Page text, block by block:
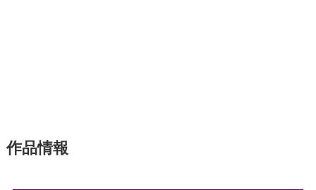
作品情報